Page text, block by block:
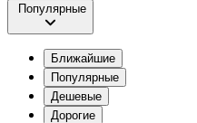
Популярные
Ближайшие
Популярные
Дешевые
Дорогие